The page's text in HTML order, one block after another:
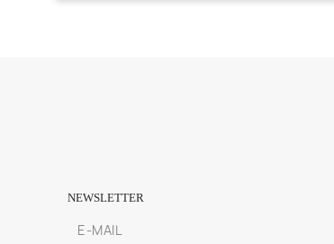
NEWSLETTER